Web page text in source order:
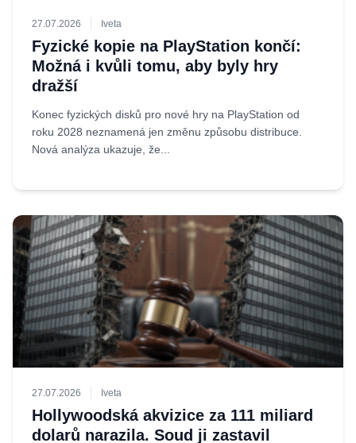
27.07.2026 Iveta
Fyzické kopie na PlayStation končí:
Možná i kvůli tomu, aby byly hry
dražší
Konec fyzických disků pro nové hry na PlayStation od
roku 2028 neznamená jen změnu způsobu distribuce.
Nová analýza ukazuje, že...
27.07.2026 Iveta
Hollywoodská akvizice za 111 miliard
dolarů narazila. Soud ji zastavil